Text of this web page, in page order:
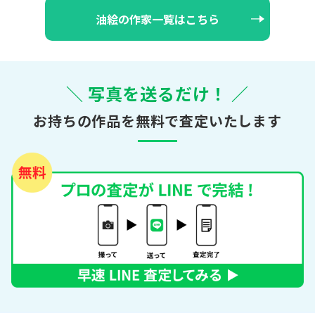
油絵の作家一覧はこちら
＼ 写真を送るだけ！ ／
お持ちの作品を無料で査定いたします